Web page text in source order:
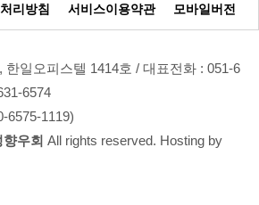
리방침 서비스이용약관 모바일버전
한일오피스텔 1414호 / 대표전화 : 051-6
6574
6575-1119)
우회 All rights reserved. Hosting by